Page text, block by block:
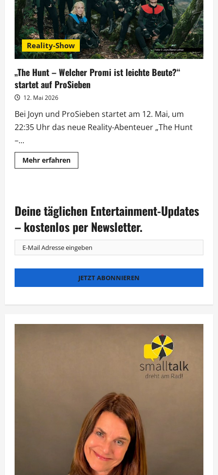
Reality-Show
„The Hunt – Welcher Promi ist leichte Beute?“
startet auf ProSieben
12. Mai 2026
Bei Joyn und ProSieben startet am 12. Mai, um
22:35 Uhr das neue Reality-Abenteuer „The Hunt
–...
Mehr erfahrenMehr
Informationen
Promi
ist
leichte
Beute?“
startet
auf
ProSieben
Deine täglichen Entertainment-Updates
– kostenlos per Newsletter.